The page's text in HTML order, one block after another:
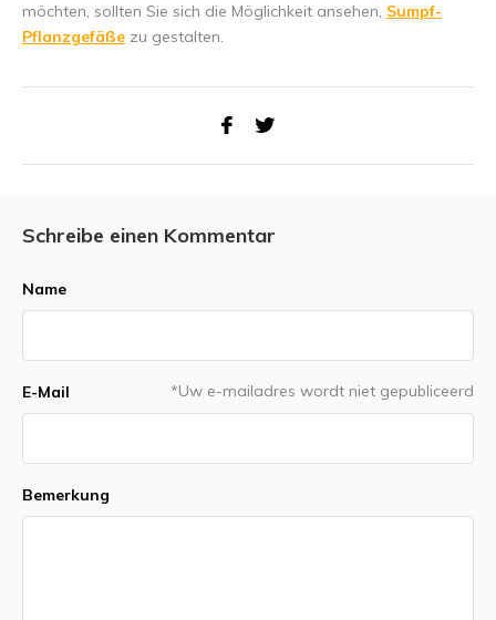
möchten, sollten Sie sich die Möglichkeit ansehen, Sumpf-
Pflanzgefäße zu gestalten.
Schreibe einen Kommentar
Name
E-Mail *Uw e-mailadres wordt niet gepubliceerd
Bemerkung